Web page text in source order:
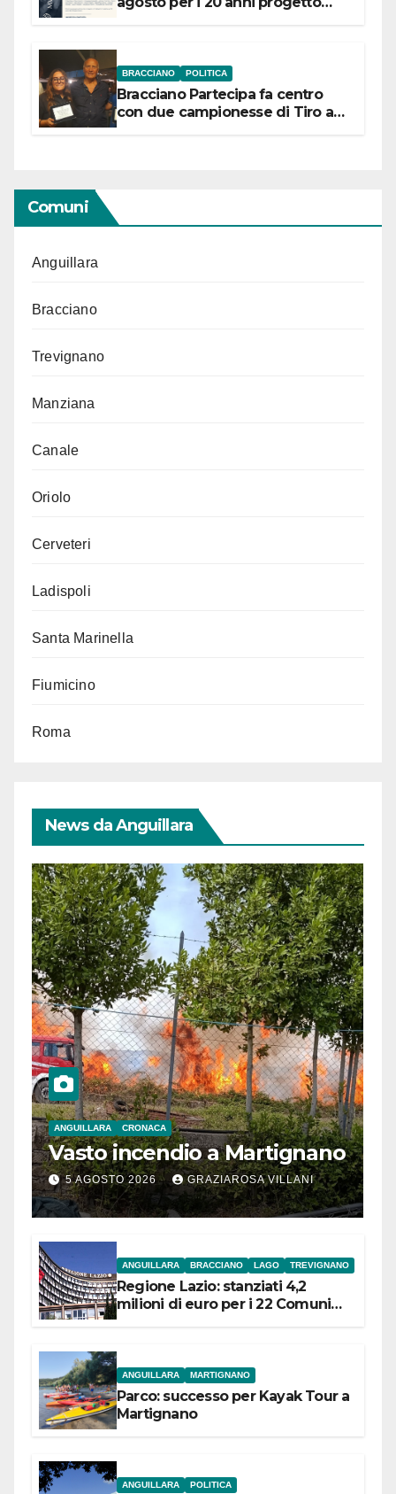
BRACCIANO POLITICA
Bracciano Partecipa fa centro
con due campionesse di Tiro a
Comuni
Anguillara
Bracciano
Trevignano
Manziana
Canale
Oriolo
Cerveteri
Ladispoli
Santa Marinella
Fiumicino
Roma
News da Anguillara
ANGUILLARA CRONACA
Vasto incendio a Martignano
5 AGOSTO 2026 GRAZIAROSA VILLANI
ANGUILLARA BRACCIANO LAGO TREVIGNANO
Regione Lazio: stanziati 4,2
milioni di euro per i 22 Comuni
ANGUILLARA MARTIGNANO
Parco: successo per Kayak Tour a
Martignano
ANGUILLARA POLITICA